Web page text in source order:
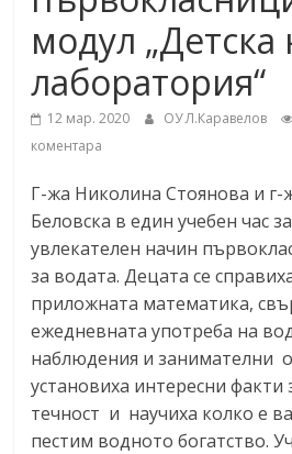
модул „Детска
лаборатория“
12 мар. 2020 ОУ Л.Каравелов
коментара
Г-жа Николина Стоянова и г-
Беловска в един учебен час
увлекателен начин
за водата. Децата се
приложната математика,
ежедневната употреба на
наблюдения и занимателни
установиха интересни
течност и научиха колко е
пестим водното богатство.